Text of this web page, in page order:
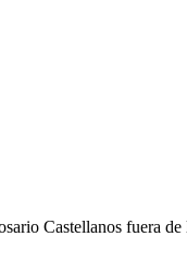
Castellanos fuera